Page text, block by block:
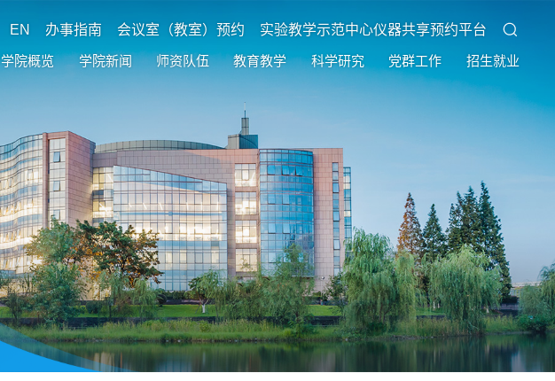
EN 办事指南 会议室（教室）预约 实验教学示范中心仪器共享预约平台
学院概览 学院新闻 师资队伍 教育教学 科学研究 党群工作 招生就业